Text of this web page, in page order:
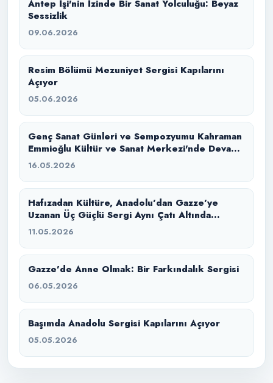
Antep İşi'nin İzinde Bir Sanat Yolculuğu: Beyaz
Sessizlik
09.06.2026
Resim Bölümü Mezuniyet Sergisi Kapılarını
Açıyor
05.06.2026
Genç Sanat Günleri ve Sempozyumu Kahraman
Emmioğlu Kültür ve Sanat Merkezi'nde Devam
Ediyor
16.05.2026
Hafızadan Kültüre, Anadolu’dan Gazze’ye
Uzanan Üç Güçlü Sergi Aynı Çatı Altında
Buluştu
11.05.2026
Gazze’de Anne Olmak: Bir Farkındalık Sergisi
06.05.2026
Başımda Anadolu Sergisi Kapılarını Açıyor
05.05.2026